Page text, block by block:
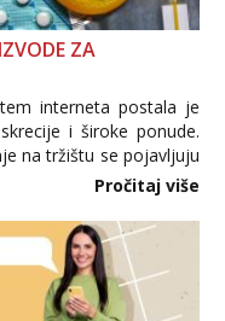
ZA
interneta postala je
i široke ponude.
na tržištu se pojavljuju
internetske
Pročitaj više